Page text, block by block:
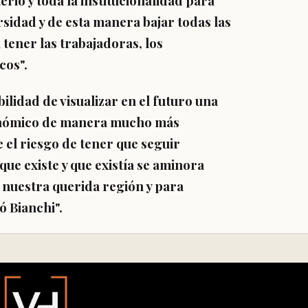
y de esta manera bajar todas las
las trabajadoras, los
de visualizar en el futuro una
de manera mucho más
riesgo de tener que seguir
existe y que existía se aminora
querida región y para
Bianchi".